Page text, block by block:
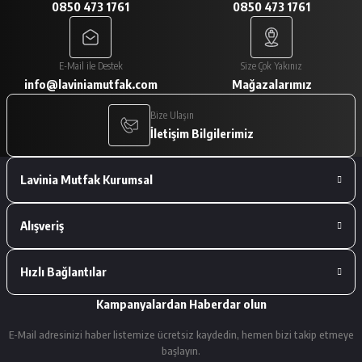
A... V... | 29/01/2026
Paketleme çok iyiydi. Ürünler tam
istediğimiz gibiydi.
A... V... | 29/01/2026
Deneyimini Paylaş
0850 473 1761 0850 473 1761
E-Mail ile Destek
info@laviniamutfak.com
Size Çok Yakınız
Mağazalarımız
Bize Ulaşın
İletişim Bilgilerimiz
Lavinia Mutfak Kurumsal
Alışveriş
Hızlı Bağlantılar
Kampanyalardan Haberdar olun
E-Mail adresinizi haber listemize ücretsiz kaydedin, hemen bizi takip etmeye
başlayın.